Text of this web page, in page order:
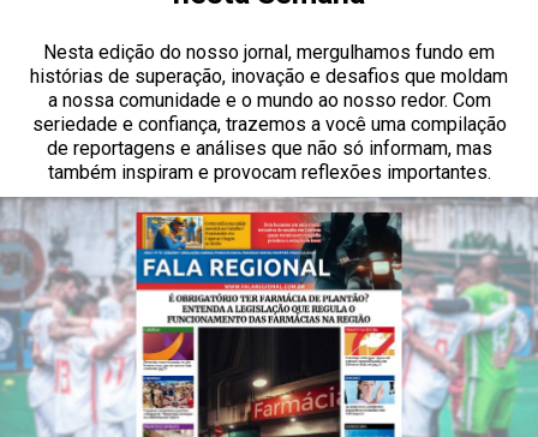
Nesta edição do nosso jornal, mergulhamos fundo em
histórias de superação, inovação e desafios que moldam
a nossa comunidade e o mundo ao nosso redor. Com
seriedade e confiança, trazemos a você uma compilação
de reportagens e análises que não só informam, mas
também inspiram e provocam reflexões importantes.